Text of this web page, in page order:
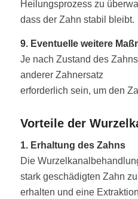
Heilungsprozess zu
dass der Zahn stabil bleibt.
9. Eventuelle weitere
Je nach Zustand des
anderer Zahnersatz
erforderlich sein, um den
Vorteile der
1. Erhaltung des Zahns
Die
stark geschädigten Zahn zu
erhalten und eine